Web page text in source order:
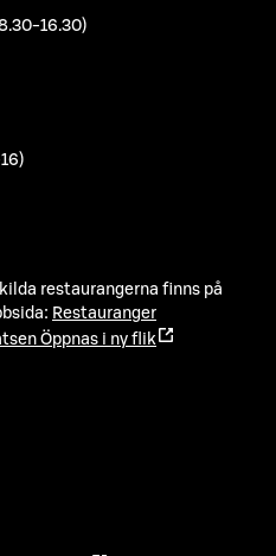
16.30)
restaurangerna finns på
Restauranger
Öppnas i ny flik